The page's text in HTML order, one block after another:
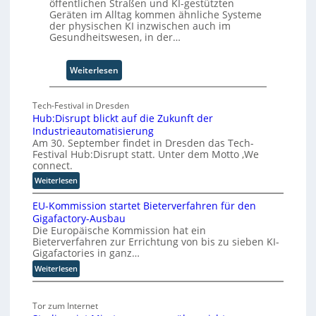
u
m
C
C
O
öffentlichen Straßen und KI-gestützten
Geräten im Alltag kommen ähnliche Systeme
der physischen KI inzwischen auch im
Gesundheitswesen, in der…
Weiterlesen
F
n
f
S
c
h
i
t
t
e
f
ü
d
Tech-Festival in Dresden
Hub:Disrupt blickt auf die Zukunft der
Industrieautomatisierung
Am 30. September findet in Dresden das Tech-
Festival Hub:Disrupt statt. Unter dem Motto ‚We
connect.
Weiterlesen:
H
u
b
:
D
i
s
r
p
EU-Kommission startet Bieterverfahren für den
Gigafactory-Ausbau
Die Europäische Kommission hat ein
Bieterverfahren zur Errichtung von bis zu sieben KI-
Gigafactories in ganz…
Weiterlesen:
E
-
Tor zum Internet